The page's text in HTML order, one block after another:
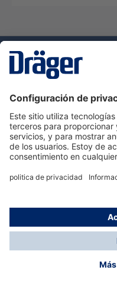
Servicio de
Ayuda
Información
© Dräger Hispania
*Todos los precios no
de envío, salvo que